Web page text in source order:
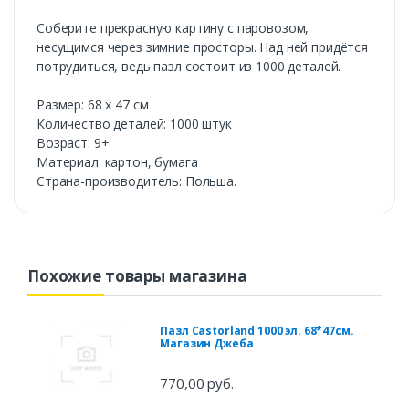
Соберите прекрасную картину с паровозом,
несущимся через зимние просторы. Над ней придётся
потрудиться, ведь пазл состоит из 1000 деталей.
Размер: 68 х 47 см
Количество деталей: 1000 штук
Возраст: 9+
Материал: картон, бумага
Страна-производитель: Польша.
Похожие товары магазина
Пазл Castorland 1000 эл. 68*47см.
Магазин Джеба
770,00 руб.